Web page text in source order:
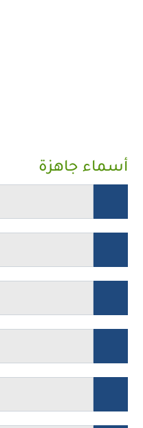
أسماء جاهزة